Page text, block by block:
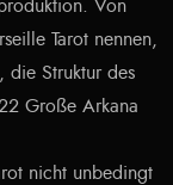
Von
Tarot nennen,
die Struktur des
Große Arkana
nicht unbedingt